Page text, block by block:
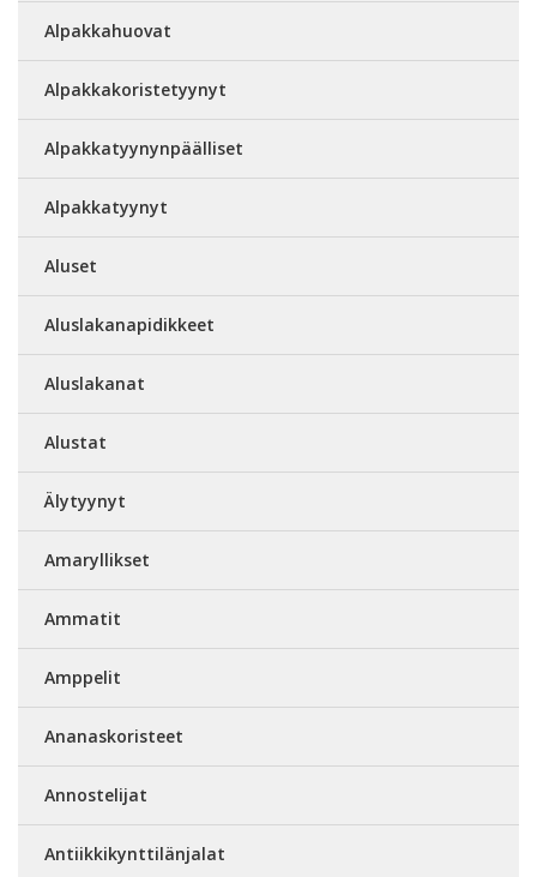
Alpakkahuovat
Alpakkakoristetyynyt
Alpakkatyynynpäälliset
Alpakkatyynyt
Aluset
Aluslakanapidikkeet
Aluslakanat
Alustat
Älytyynyt
Amaryllikset
Ammatit
Amppelit
Ananaskoristeet
Annostelijat
Antiikkikynttilänjalat